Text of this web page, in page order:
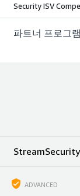
Security ISV
파트너 프로그램
ADVANCED